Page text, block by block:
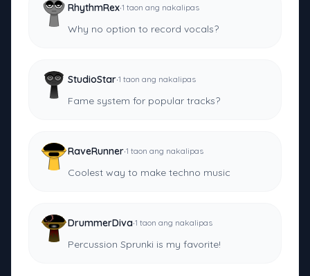
RhythmRex·1 taon ang nakalipas
Why no option to record vocals?
StudioStar·1 taon ang nakalipas
Fame system for popular tracks?
RaveRunner·1 taon ang nakalipas
Coolest way to make techno music
DrummerDiva·1 taon ang nakalipas
Percussion Sprunki is my favorite!